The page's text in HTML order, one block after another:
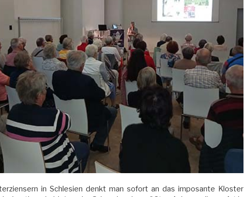
in Schlesien denkt man sofort an das imposante Kloster